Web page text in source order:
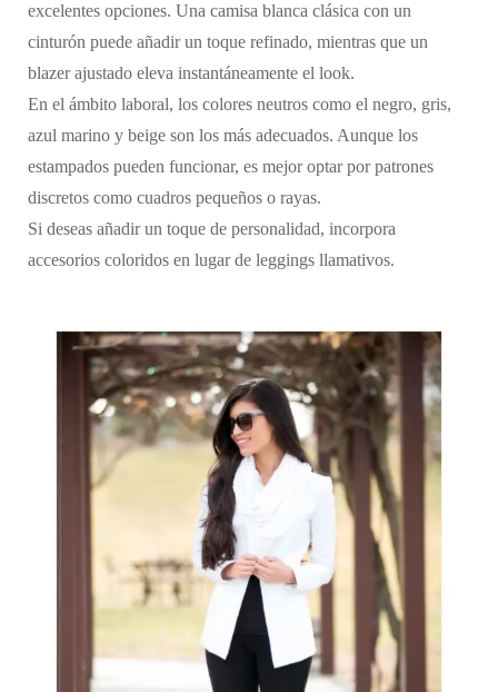
excelentes opciones. Una camisa blanca clásica con un
cinturón puede añadir un toque refinado, mientras que un
blazer ajustado eleva instantáneamente el look.
En el ámbito laboral, los colores neutros como el negro, gris,
azul marino y beige son los más adecuados. Aunque los
estampados pueden funcionar, es mejor optar por patrones
discretos como cuadros pequeños o rayas.
Si deseas añadir un toque de personalidad, incorpora
accesorios coloridos en lugar de leggings llamativos.